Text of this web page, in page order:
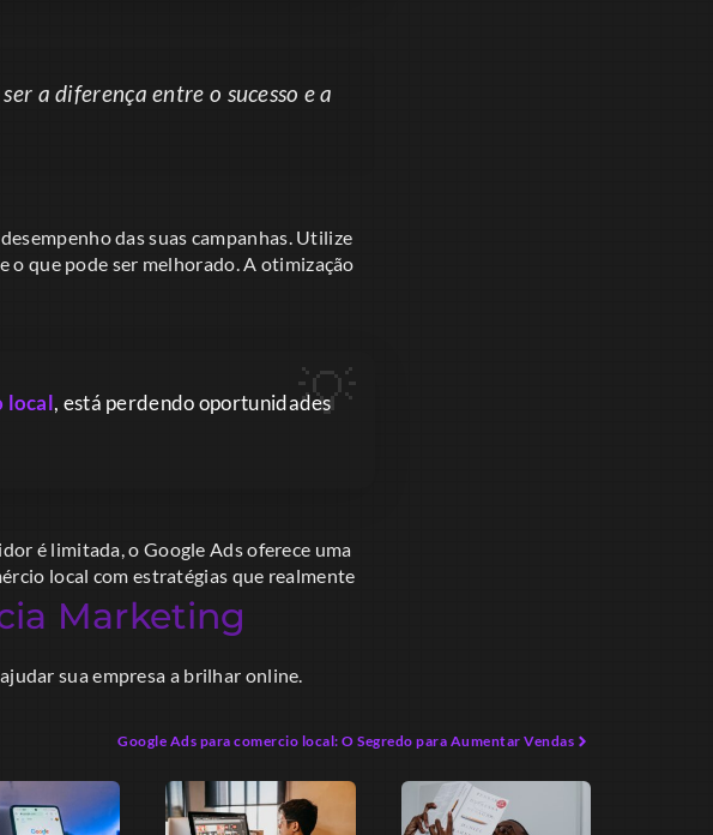
a diferença entre o sucesso e a
das suas campanhas. Utilize
o que pode ser melhorado. A otimização
local, está perdendo oportunidades
é limitada, o Google Ads oferece uma
local com estratégias que realmente
Marketing
sua empresa a brilhar online.
Google Ads para comercio local: O Segredo para Aumentar Vendas